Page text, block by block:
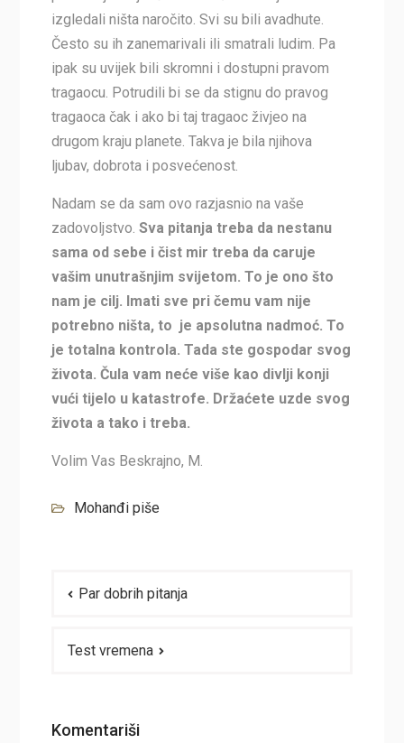
izgledali ništa naročito. Svi su bili avadhute.
Često su ih zanemarivali ili smatrali ludim. Pa
ipak su uvijek bili skromni i dostupni pravom
tragaocu. Potrudili bi se da stignu do pravog
tragaoca čak i ako bi taj tragaoc živjeo na
drugom kraju planete. Takva je bila njihova
ljubav, dobrota i posvećenost.
Nadam se da sam ovo razjasnio na vaše
zadovoljstvo. Sva pitanja treba da nestanu
sama od sebe i čist mir treba da caruje
vašim unutrašnjim svijetom. To je ono što
nam je cilj. Imati sve pri čemu vam nije
potrebno ništa, to je apsolutna nadmoć. To
je totalna kontrola. Tada ste gospodar svog
života. Čula vam neće više kao divlji konji
vući tijelo u katastrofe. Držaćete uzde svog
života a tako i treba.
Volim Vas Beskrajno, M.
Mohanđi piše
članaka
Par dobrih pitanja
Test vremena
Komentariši